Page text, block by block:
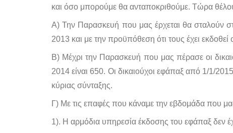
και όσο μπορούμε θα ανταποκριθούμε. Τώρα
Α) Την Παρασκευή που μας έρχεται θα σταλούν
2013 και με την προϋπόθεση ότι τους έχει
Β) Μέχρι την Παρασκευή που μας πέρασε οι
2014 είναι 650. Οι δικαιούχοι εφάπαξ από 1/1/
κύριας σύνταξης.
Γ) Με τις επαφές που κάναμε την εβδομάδα που
1). Η αρμόδια υπηρεσία έκδοσης του εφάπαξ δεν